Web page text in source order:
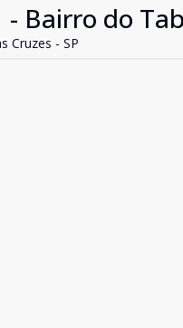
- Bairro do
Cruzes - SP